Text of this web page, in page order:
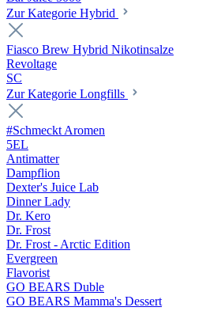
Zur Kategorie Hybrid
Fiasco Brew Hybrid Nikotinsalze
Revoltage
SC
Zur Kategorie Longfills
#Schmeckt Aromen
5EL
Antimatter
Dampflion
Dexter's Juice Lab
Dinner Lady
Dr. Kero
Dr. Frost
Dr. Frost - Arctic Edition
Evergreen
Flavorist
GO BEARS Duble
GO BEARS Mamma's Dessert